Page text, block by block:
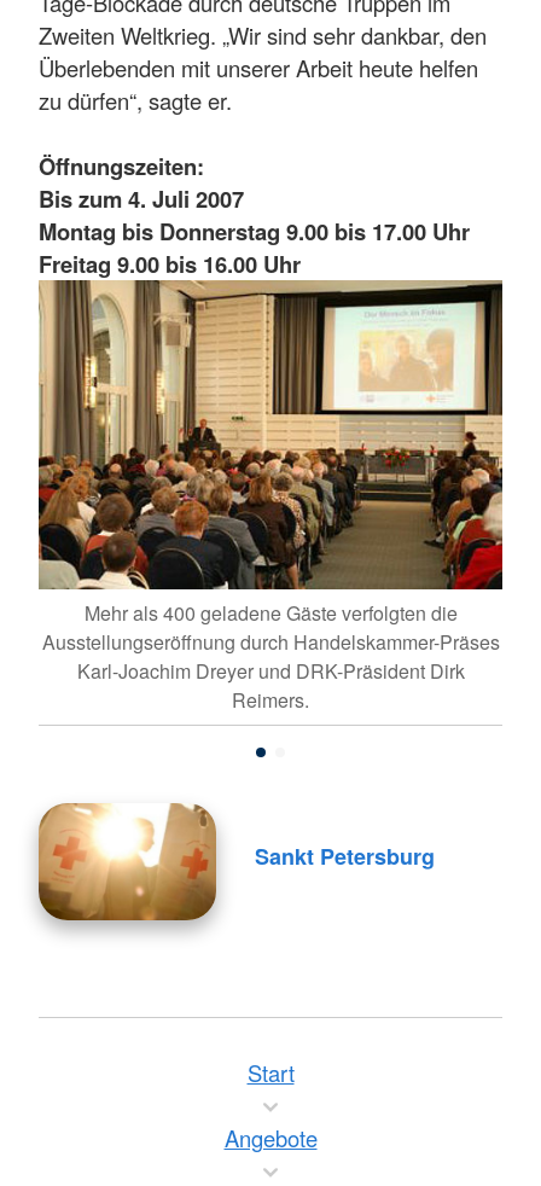
Zweiten Weltkrieg. „Wir sind sehr dankbar, den
Überlebenden mit unserer Arbeit heute helfen
zu dürfen“, sagte er.
Öffnungszeiten:
Bis zum 4. Juli 2007
Montag bis Donnerstag 9.00 bis 17.00 Uhr
Freitag 9.00 bis 16.00 Uhr
Mehr als 400 geladene Gäste verfolgten die
Ausstellungseröffnung durch Handelskammer-Präses
Karl-Joachim Dreyer und DRK-Präsident Dirk
Reimers.
Sankt Petersburg
Start
Angebote